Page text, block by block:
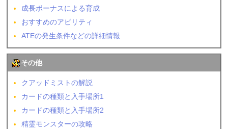
成長ボーナスによる育成
おすすめのアビリティ
ATEの発生条件などの詳細情報
その他
クアッドミストの解説
カードの種類と入手場所1
カードの種類と入手場所2
精霊モンスターの攻略